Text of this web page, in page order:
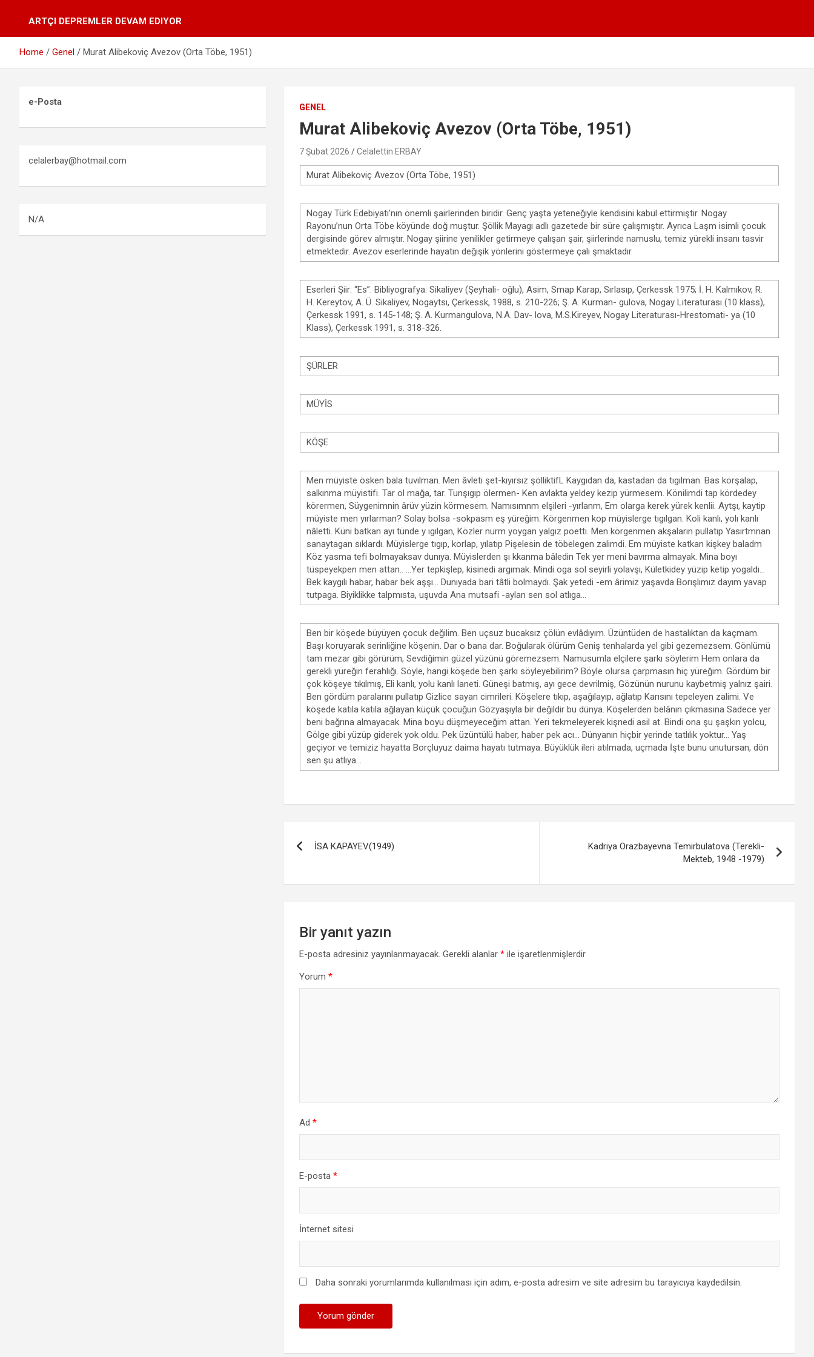
ARTÇI DEPREMLER DEVAM EDIYOR
Home Genel Murat Alibekoviç Avezov (Orta Töbe, 1951)
GENEL
Murat Alibekoviç Avezov (Orta Töbe, 1951)
7 Şubat 2026 Celalettin ERBAY
Murat Alibekoviç Avezov(Orta Töbe, 1951)
Nogay Türk Edebiyatı’nın önemli şairlerinden biridir. Genç yaşta yeteneğiyle kendisini kabul ettirmiştir. Nogay
Rayonu’nun Orta Töbe köyünde doğ muştur. Şöllik Mayagı adlı gazetede bir süre çalışmıştır. Ayrıca Laşm isimli çocuk
dergisinde görev almıştır. Nogay şiirine yenilikler getirmeye çalışan şair, şiirlerinde namuslu, temiz yürekli insanı tasvir
etmektedir. Avezov eserlerinde hayatın değişik yönlerini göstermeye çalı şmaktadır.
Eserleri Şiir: “Es”. Bibliyografya: Sikaliyev (Şeyhali- oğlu), Asim, Smap Karap, Sırlasıp, Çerkessk 1975; İ. H. Kalmıkov, R.
H. Kereytov, A. Ü. Sikaliyev, Nogaytsı, Çerkessk, 1988, s. 210-226; Ş. A. Kurman- gulova, Nogay Literaturası (10 klass),
Çerkessk 1991, s. 145-148; Ş. A. Kurmangulova, N.A. Dav- lova, M.S.Kireyev, Nogay Literaturası-Hrestomati- ya (10
Klass), Çerkessk 1991, s. 318-326.
ŞÜRLER
MÜYİS
KÖŞE
Men müyiste ösken bala tuvılman. Men âvleti şet-kıyırsız şölliktifL Kaygıdan da, kastadan da tıgılman. Bas korşalap,
salkınma müyistifi. Tar ol mağa, tar. Tunşıgıp ölermen- Ken avlakta yeldey kezip yürmesem. Könilimdi tap kördedey
körermen, Süygenimnin ârüv yüzin körmesem. Namısımnm elşileri -yırlanm, Em olarga kerek yürek kenlii. Aytşı, kaytip
müyiste men yırlarman? Solay bolsa -sokpasm eş yüreğim. Körgenmen kop müyislerge tıgılgan. Koli kanlı, yolı kanlı
nâletti. Küni batkan ayı tünde y ıgılgan, Közler nurm yoygan yalgız poetti. Men körgenmen akşaların pullatıp Yasırtmnan
sanaytagan sıklardı. Müyislerge tıgıp, korlap, yılatıp Pişelesin de töbelegen zalimdi. Em müyiste katkan kişkey baladm
Köz yasma tefi bolmayaksav dunıya. Müyislerden şı kkanma bâledin Tek yer meni bavırma almayak. Mina boyı
tüspeyekpen men attan.. …Yer tepkişlep, kisinedi argımak. Mindi oga sol seyirli yolavşı, Kületkidey yüzip ketip yogaldı…
Bek kaygılı habar, habar bek aşşı… Dunıyada bari tâtli bolmaydı. Şak yetedi -em ârimiz yaşavda Borışlımız dayım yavap
tutpaga. Biyiklikke talpmısta, uşuvda Ana mutsafi -aylan sen sol atlıga…
Ben bir köşede büyüyen çocuk değilim. Ben uçsuz bucaksız çölün evlâdıyım. Üzüntüden de hastalıktan da kaçmam.
Başı koruyarak serinliğine köşenin. Dar o bana dar. Boğularak ölürüm Geniş tenhalarda yel gibi gezemezsem. Gönlümü
tam mezar gibi görürüm, Sevdiğimin güzel yüzünü göremezsem. Namusumla elçilere şarkı söylerim Hem onlara da
gerekli yüreğin ferahlığı. Söyle, hangi köşede ben şarkı söyleyebilirim? Böyle olursa çarpmasın hiç yüreğim. Gördüm bir
çok köşeye tıkılmış, Eli kanlı, yolu kanlı laneti. Güneşi batmış, ayı gece devrilmiş, Gözünün nurunu kaybetmiş yalnız şairi.
Ben gördüm paralarını pullatıp Gizlice sayan cimrileri. Köşelere tıkıp, aşağılayıp, ağlatıp Karısını tepeleyen zalimi. Ve
köşede katıla katıla ağlayan küçük çocuğun Gözyaşıyla bir değildir bu dünya. Köşelerden belânın çıkmasına Sadece yer
beni bağrına almayacak. Mina boyu düşmeyeceğim attan. Yeri tekmeleyerek kişnedi asil at. Bindi ona şu şaşkın yolcu,
Gölge gibi yüzüp giderek yok oldu. Pek üzüntülü haber, haber pek acı… Dünyanın hiçbir yerinde tatlılık yoktur… Yaş
geçiyor ve temiziz hayatta Borçluyuz daima hayatı tutmaya. Büyüklük ileri atılmada, uçmada İşte bunu unutursan, dön
sen şu atlıya…
gezinmesi
İSA KAPAYEV(1949)
Kadriya Orazbayevna Temirbulatova (Terekli-
Mekteb, 1948 -1979)
Bir yanıt yazın
E-posta adresiniz yayınlanmayacak. Gerekli alanlar *ile işaretlenmişlerdir
Yorum *
Ad *
E-posta *
İnternet sitesi
Daha sonraki yorumlarımda kullanılması için adım, e-posta adresim ve site adresim bu tarayıcıya kaydedilsin.
e-Posta
celalerbay@hotmail.com
N/A